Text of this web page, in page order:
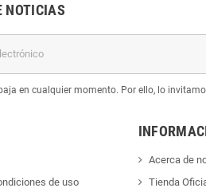
NOTICIAS
en cualquier momento. Por ello, lo
de uso
Acerca de
Tienda